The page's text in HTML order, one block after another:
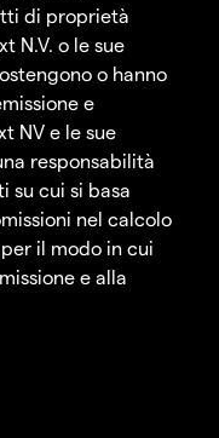
di proprietà
N.V. o le sue
o hanno
e
NV e le sue
responsabilità
su cui si basa
nel calcolo
il modo in cui
e alla